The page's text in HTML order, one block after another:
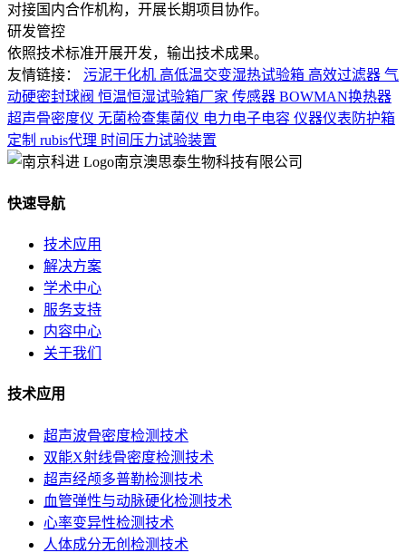
对接国内合作机构，开展长期项目协作。
研发管控
依照技术标准开展开发，输出技术成果。
友情链接：
污泥干化机 高低温交变湿热试验箱 高效过滤器 气
动硬密封球阀 恒温恒湿试验箱厂家 传感器 BOWMAN换热器
超声骨密度仪 无菌检查集菌仪 电力电子电容 仪器仪表防护箱
定制 rubis代理 时间压力试验装置
南京澳思泰生物科技有限公司
快速导航
技术应用
解决方案
学术中心
服务支持
内容中心
关于我们
技术应用
超声波骨密度检测技术
双能X射线骨密度检测技术
超声经颅多普勒检测技术
血管弹性与动脉硬化检测技术
心率变异性检测技术
人体成分无创检测技术